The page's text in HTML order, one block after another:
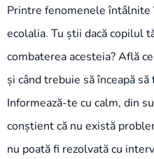
Printre fenomenele
ecolalia. Tu știi dacă copilul
combaterea acesteia? Află
și când trebuie să înceapă
Informează-te cu calm, din
conștient că nu există
nu poată fi rezolvată cu